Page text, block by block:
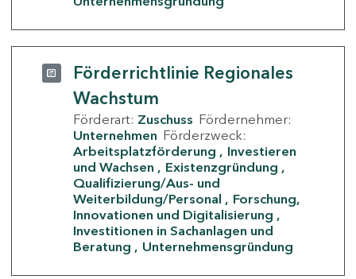
Förderrichtlinie Regionales
Wachstum
Förderart: Zuschuss Fördernehmer:
Unternehmen Förderzweck:
Arbeitsplatzförderung
Investieren
und Wachsen
Existenzgründung
Qualifizierung/Aus- und
Weiterbildung/Personal
Forschung,
Innovationen und Digitalisierung
Investitionen in Sachanlagen und
Beratung
Unternehmensgründung